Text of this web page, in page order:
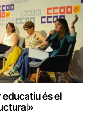
educatiu és el